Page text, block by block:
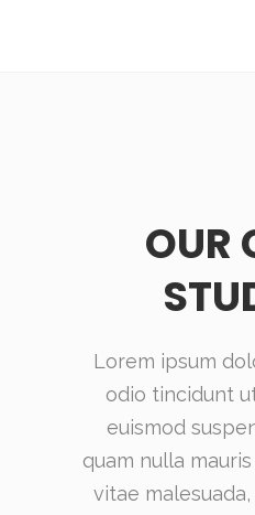
OUR
Lorem ipsum
odio tincidunt
euismod
quam nulla
vitae